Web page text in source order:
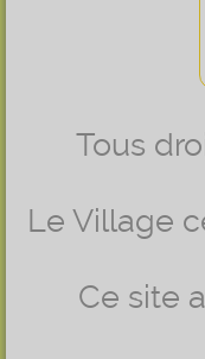
Tous
Le Village
Ce site